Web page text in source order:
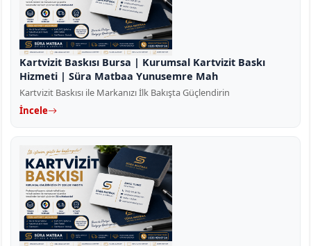
Kartvizit Baskısı Bursa | Kurumsal Kartvizit Baskı
Hizmeti | Süra Matbaa Yunusemre Mah
Kartvizit Baskısı ile Markanızı İlk Bakışta Güçlendirin
İncele